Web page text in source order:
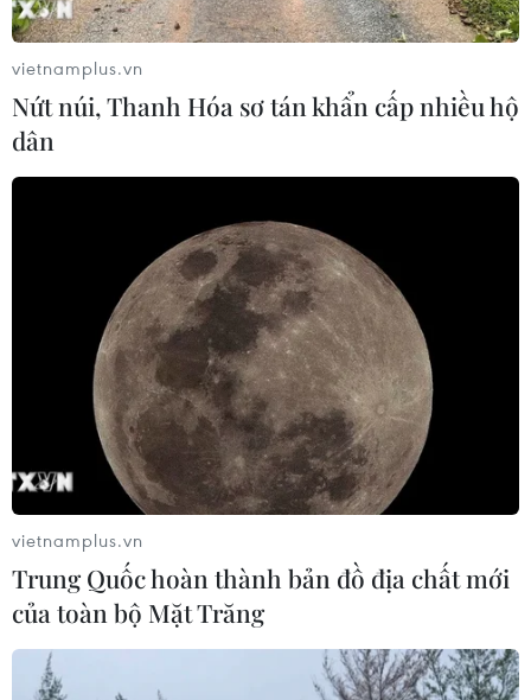
Vùng Cảnh sát biển 3 đón nhận Huân
chương Bảo vệ Tổ quốc hạng 3
18/03/2016 07:22
Sau 15 năm thành lập, từ lúc ban đầu chỉ có 70 cán bộ,
chiến sỹ và hai tàu, đến nay Vùng Cảnh sát biển 3 đã
có bước phát triển vượt bậc.
vietnamplus.vn
Nứt núi, Thanh Hóa sơ tán khẩn cấp nhiều hộ
dân
vietnamplus.vn
Trung Quốc hoàn thành bản đồ địa chất mới
của toàn bộ Mặt Trăng